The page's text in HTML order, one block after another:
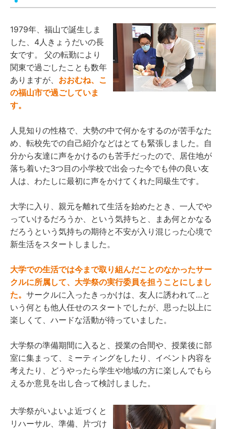
1979年、福山で誕生しま
した、4人きょうだいの長
女です。 父の転勤により
関東で過ごしたことも数年
ありますが、 おおむね、こ
の福山市で過ごしていま
す。
人見知りの性格で、大勢の中で何かをするのが苦手なた
め、転校先での自己紹介などはとても緊張しました。自
分から友達に声をかけるのも苦手だったので、居住地が
落ち着いた3つ目の小学校で出会った今でも仲の良い友
人は、わたしに最初に声をかけてくれた同級生です。
大学に入り、親元を離れて生活を始めたとき、一人でや
っていけるだろうか、という気持ちと、まあ何とかなる
だろうという気持ちの期待と不安が入り混じった心境で
新生活をスタートしました。
大学での生活では今まで取り組んだことのなかったサー
クルに所属して、大学祭の実行委員を担うことにしまし
た。 サークルに入ったきっかけは、友人に誘われて…と
いう何とも他人任せのスタートでしたが、思った以上に
楽しくて、ハードな活動が待っていました。
大学祭の準備期間に入ると、授業の合間や、授業後に部
室に集まって、ミーティングをしたり、イベント内容を
考えたり、どうやったら学生や地域の方に楽しんでもら
えるか意見を出し合って検討しました。
大学祭がいよいよ近づくと
リハーサル、準備、片づけ